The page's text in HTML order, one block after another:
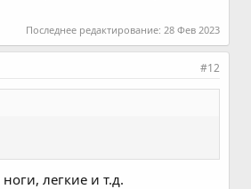
Последнее редактирование:28 Фев 2023
#12
легкие и т.д.